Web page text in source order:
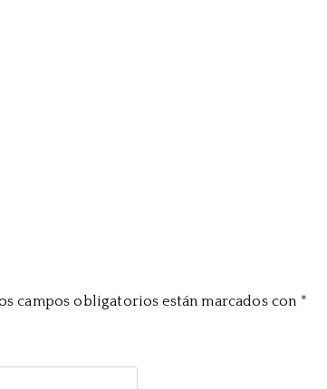
campos obligatorios están marcados con *